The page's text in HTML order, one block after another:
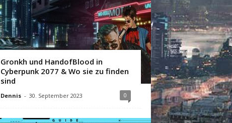
Gronkh und HandofBlood in
Cyberpunk 2077 & Wo sie zu finden
sind
Dennis - 30. September 2023 0